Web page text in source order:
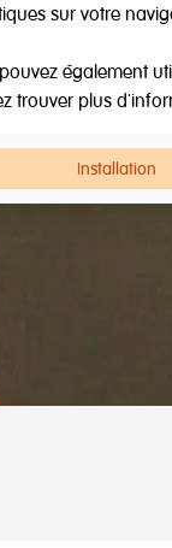
sur votre
également
trouver plus
Installation